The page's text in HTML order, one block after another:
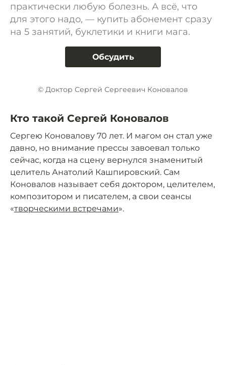
практически любую болезнь. А всё, что
для этого надо, — купить абонемент сразу
на 5 занятий, буклетики и книги мага.
Обсудить
© Доктор Сергей Сергеевич Коновалов
Кто такой Сергей Коновалов
Сергею Коновалову 70 лет. И магом он стал уже
давно, но внимание прессы завоевал только
сейчас, когда на сцену вернулся знаменитый
целитель Анатолий Кашпировский. Сам
Коновалов называет себя доктором, целителем,
композитором и писателем, а свои сеансы
«творческими встречами».